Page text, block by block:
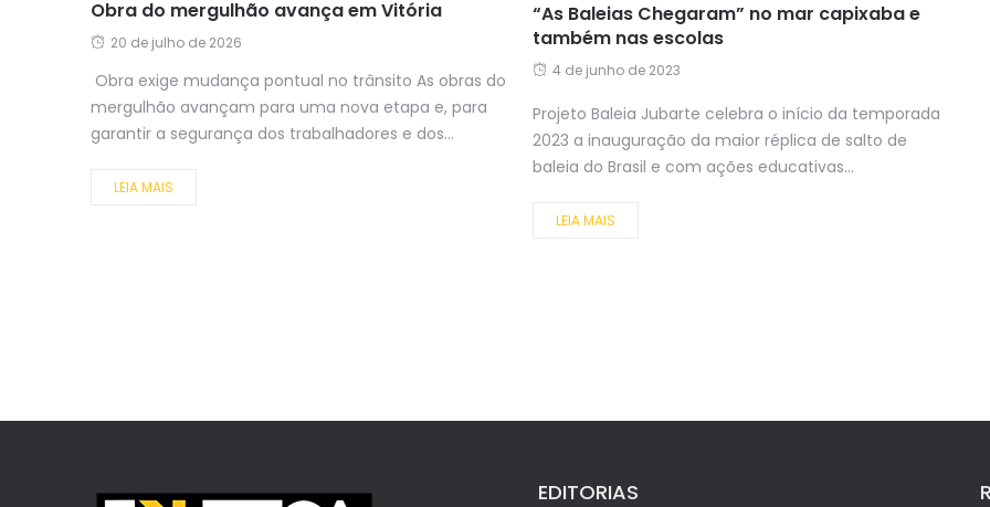
Obra do mergulhão avança em Vitória
20 de julho de 2026
Obra exige mudança pontual no trânsito As obras do
mergulhão avançam para uma nova etapa e, para
garantir a segurança dos trabalhadores e dos...
LEIA MAIS
“As Baleias Chegaram” no mar capixaba e
também nas escolas
4 de junho de 2023
Projeto Baleia Jubarte celebra o início da temporada
2023 a inauguração da maior réplica de salto de
baleia do Brasil e com ações educativas...
LEIA MAIS
EDITORIAS